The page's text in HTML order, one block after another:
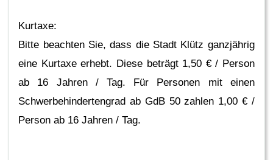
Kurtaxe:
Bitte beachten Sie, dass die Stadt Klütz ganzjährig
eine Kurtaxe erhebt. Diese beträgt 1,50 € / Person
ab 16 Jahren / Tag. Für Personen mit einen
Schwerbehindertengrad ab GdB 50 zahlen 1,00 € /
Person ab 16 Jahren / Tag.